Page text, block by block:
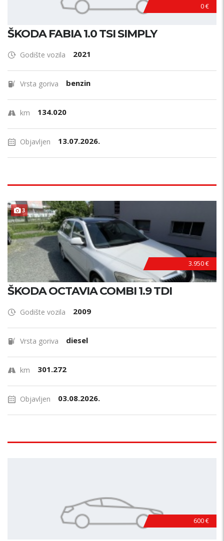
0 €
ŠKODA FABIA 1.0 TSI SIMPLY
Godište vozila 2021
Vrsta goriva benzin
km 134.020
Objavljen 13.07.2026.
3
3.950 €
ŠKODA OCTAVIA COMBI 1.9 TDI
Godište vozila 2009
Vrsta goriva diesel
km 301.272
Objavljen 03.08.2026.
600 €